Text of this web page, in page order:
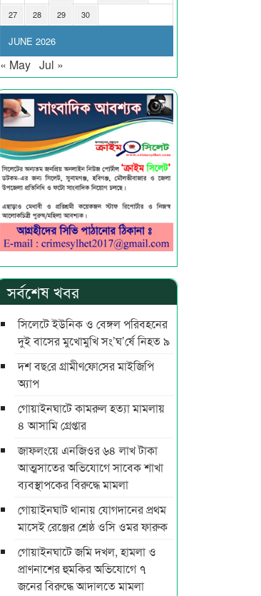
JUNE 2026
27
28 29 30
« May Jul »
সর্বশেষ খবর
সিলেটে ইউনিক ও বেঙ্গল পরিবহনের
দুই বাসের মুখোমুখি সং’ঘ’র্ষে নিহত ৯
দশ বছ‌রে গ্রামীণ‌ফো‌সের মাইজিপি
অ্যাপ
গোয়াইনঘাটে কামরুল হত্যা মামলায়
৪ আসামি গ্রেপ্তার
জাফলংয়ে এনজিওর ৬৪ লাখ টাকা
আত্মসাতের অভিযোগে সাবেক শাখা
ব্যবস্থাপকের বিরুদ্ধে মামলা
গোয়াইনঘাট থানায় যোগদানের প্রথম
মাসেই রেঞ্জের শ্রেষ্ঠ ওসি ওমর ফারুক
গোয়াইনঘাটে জমি দখল, হামলা ও
প্রাণনাশের হুমকির অভিযোগে ৭
জনের বিরুদ্ধে আদালতে মামলা